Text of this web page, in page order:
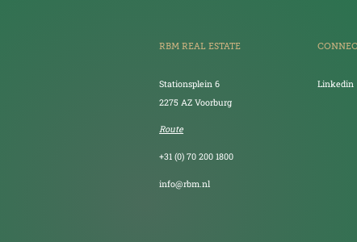
RBM REAL ESTATE
Stationsplein 6
2275 AZ Voorburg
Route
+31 (0) 70 200 1800
info@rbm.nl
Linkedin